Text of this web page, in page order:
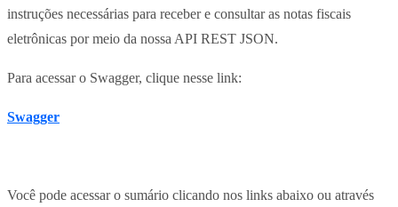
instruções necessárias para receber e consultar as notas fiscais
eletrônicas por meio da nossa API REST JSON.
Para acessar o Swagger, clique nesse link:
Swagger
Você pode acessar o sumário clicando nos links abaixo ou através